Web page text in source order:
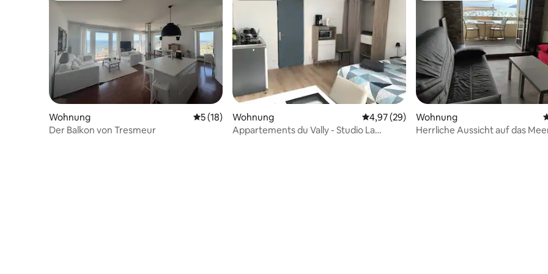
Wohnung Durchschnittliche Bewertung: 5 von 5, 18 Bewertungen
5 (18)
Der Balkon von Tresmeur
Wohnung Durchschnittliche Bewertung: 4,97 von 5,
4,97 (29)
Appartements du Vally - Studio La
Wohnung
Herrliche Aussicht auf das